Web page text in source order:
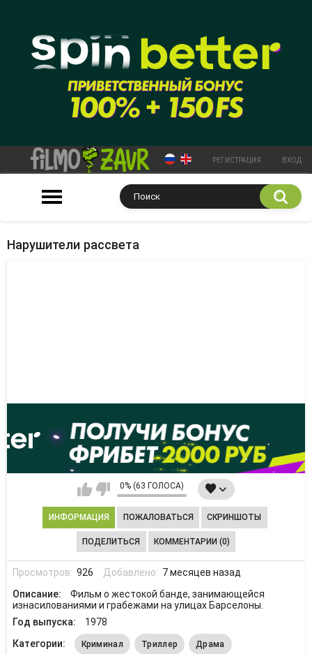
РЕГИСТРАЦИЯ ВХОД
Нарушители рассвета
0% (63 ГОЛОСА)
ИНФОРМАЦИЯ ПОЖАЛОВАТЬСЯ СКРИНШОТЫ
ПОДЕЛИТЬСЯ КОММЕНТАРИИ (0)
Просмотров: 926 Добавлено: 7 месяцев назад
Описание:
Фильм о жестокой банде, занимающейся
изнасилованиями и грабежами на улицах Барселоны.
Год выпуска:
1978
Категории:
Криминал Триллер Драма